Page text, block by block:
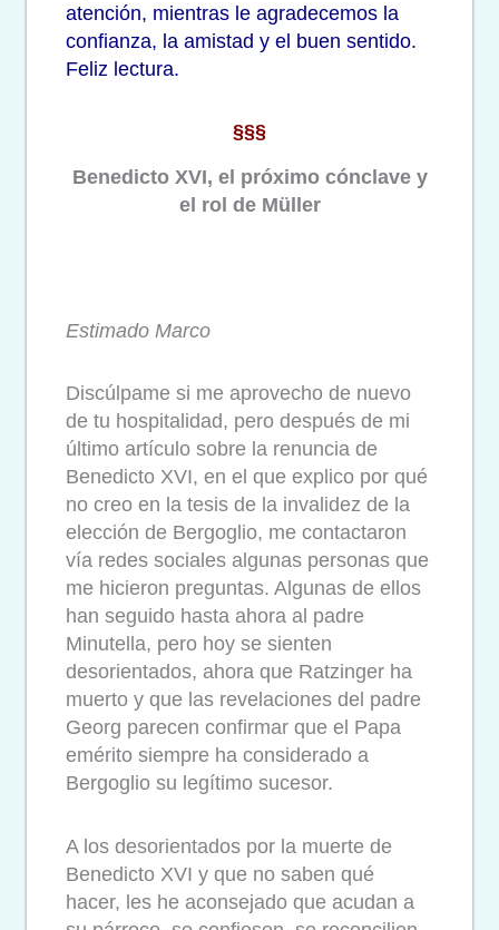
atención, mientras le agradecemos la
confianza, la amistad y el buen sentido.
Feliz lectura.
§§§
Benedicto XVI, el próximo cónclave y
el rol de Müller
Estimado Marco
Discúlpame si me aprovecho de nuevo
de tu hospitalidad, pero después de mi
último artículo sobre la renuncia de
Benedicto XVI, en el que explico por qué
no creo en la tesis de la invalidez de la
elección de Bergoglio, me contactaron
vía redes sociales algunas personas que
me hicieron preguntas. Algunas de ellos
han seguido hasta ahora al padre
Minutella, pero hoy se sienten
desorientados, ahora que Ratzinger ha
muerto y que las revelaciones del padre
Georg parecen confirmar que el Papa
emérito siempre ha considerado a
Bergoglio su legítimo sucesor.
A los desorientados por la muerte de
Benedicto XVI y que no saben qué
hacer, les he aconsejado que acudan a